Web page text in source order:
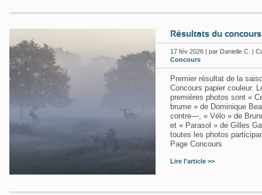
Résultats du
17 fév 2026 | par Danielle C. |
Concours
Premier résultat de la
Concours papier couleur.
premières photos sont «
brume » de Dominique
contre—, « Vélo » de
et « Parasol » de Gilles
toutes les photos
Page Concours
Lire l'article >>